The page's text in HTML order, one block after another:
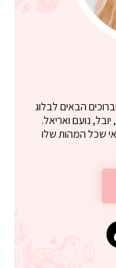
הבאים לבלוג
רוני, יובל, נועם ואריאל.
שכל המהות שלו